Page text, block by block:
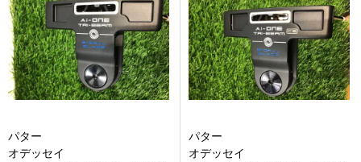
パター
オデッセイ
パター
オデッセイ